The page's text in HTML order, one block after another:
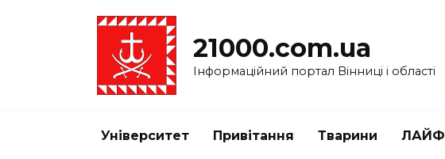
21000.com.ua
Інформаційний портал Вінниці і області
Університет Привітання Тварини ЛАЙФ